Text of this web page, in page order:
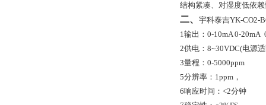
结构紧凑、对湿度低依
二、 宇科泰吉YK-CO2-
1输出： 0-10mA 0-20mA
2供电： 8~30VDC(电源
3量程： 0-5000ppm
5分辨率： 1ppm ，
6响应时间：<2分钟